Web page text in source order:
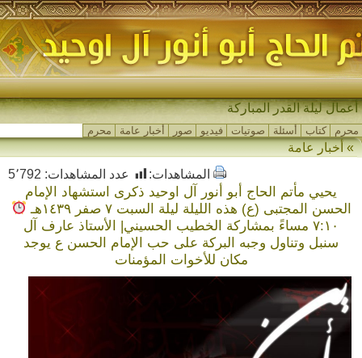
م_
محرم كتاب أسئلة صوتيات فيديو صور أخبار عامة محرم
» أخبار عامة
المشاهدات:
عدد المشاهدات: 5٬792
يحيي مأتم الحاج أبو أنور آل اوحيد ذكرى استشهاد الإمام
الحسن المجتبى (ع) هذه الليلة ليلة السبت ٧ صفر ١٤٣٩هـ
٧:١٠ مساءً بمشاركة الخطيب الحسيني| الأستاذ عارف آل
سنبل وتناول وجبه البركة على حب الإمام الحسن ع يوجد
مكان للأخوات المؤمنات